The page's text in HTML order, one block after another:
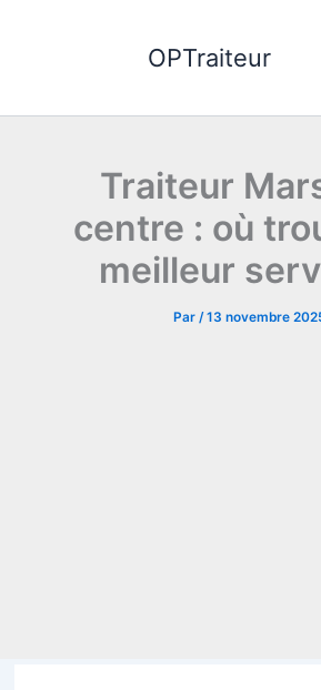
OPTraiteur
Traiteur
centre : où
meilleur
Par /13 novembre